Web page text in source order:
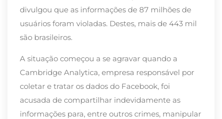
divulgou que as informações de 87 milhões de
usuários foram violadas. Destes, mais de 443 mil
são brasileiros.
A situação começou a se agravar quando a
Cambridge Analytica, empresa responsável por
coletar e tratar os dados do Facebook, foi
acusada de compartilhar indevidamente as
informações para, entre outros crimes, manipular